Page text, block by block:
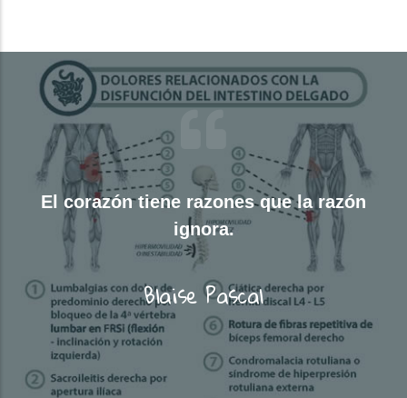
El corazón tiene razones que la razón
ignora.
Blaise Pascal